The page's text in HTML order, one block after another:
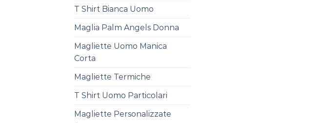
T Shirt Bianca Uomo
Maglia Palm Angels Donna
Magliette Uomo Manica
Corta
Magliette Termiche
T Shirt Uomo Particolari
Magliette Personalizzate